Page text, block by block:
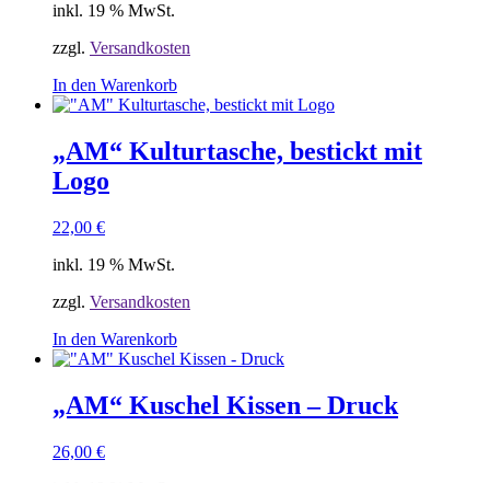
inkl. 19 % MwSt.
zzgl. Versandkosten
In den Warenkorb
„AM“ Kulturtasche, bestickt mit
Logo
22,00 €
inkl. 19 % MwSt.
zzgl. Versandkosten
In den Warenkorb
„AM“ Kuschel Kissen – Druck
26,00 €